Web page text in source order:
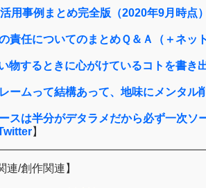
用事例まとめ完全版（2020年9月時点
責任についてのまとめＱ＆Ａ（＋ネッ
物するときに心がけているコトを書き
レームって結構あって、地味にメンタル
ースは半分がデタラメだから必ず一次
】
連/創作関連】